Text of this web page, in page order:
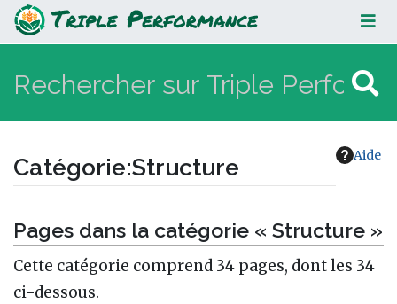
Structure
Aide
Catégorie:Structure
Pages dans la catégorie « Structure »
Cette catégorie comprend 34 pages, dont les 34
ci-dessous.